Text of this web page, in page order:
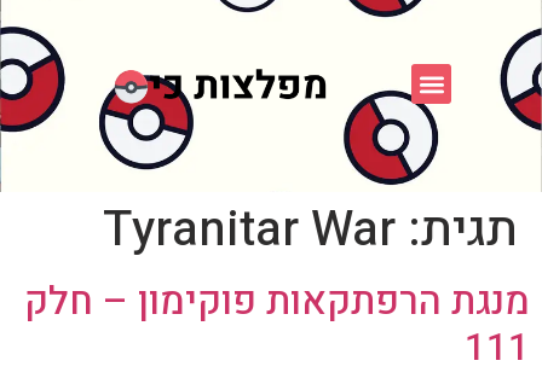
תגית: Tyranitar War
מנגת הרפתקאות פוקימון – חלק
111